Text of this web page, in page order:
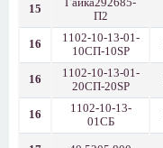
15
Гайка292685-
П2
16
1102-10-13-01-
10СП-10SP
16
1102-10-13-01-
20СП-20SP
16
1102-10-13-
01СБ